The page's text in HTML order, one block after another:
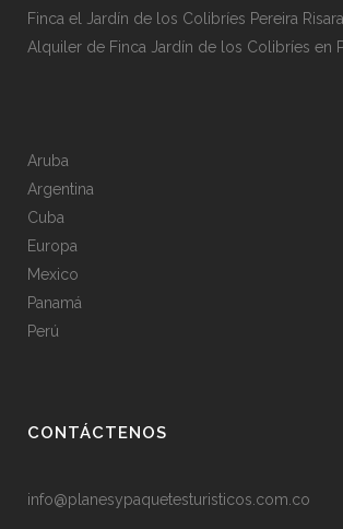
Finca el Jardín de los Colibríes Pereira
Alquiler de Finca Jardín de los Colibríes en
Aruba
Argentina
Cuba
Europa
Mexico
Panamá
Perú
CONTÁCTENOS
info@planesypaquetesturisticos.com.co